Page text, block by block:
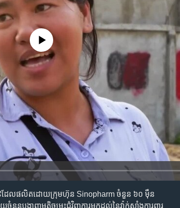
source currently available
ដ​១៩​​ដែល​ផលិត​ដោយ​ក្រុមហ៊ុន​ Sinopharm ចំនួន​ ៦០​ ម៉ឺន​
នួន​បង្ហាញ​មតិ​ចម្រុះ​ជុំវិញ​ការ​មក​ដល់​នៃ​វ៉ាក់សាំង​ការពារ​